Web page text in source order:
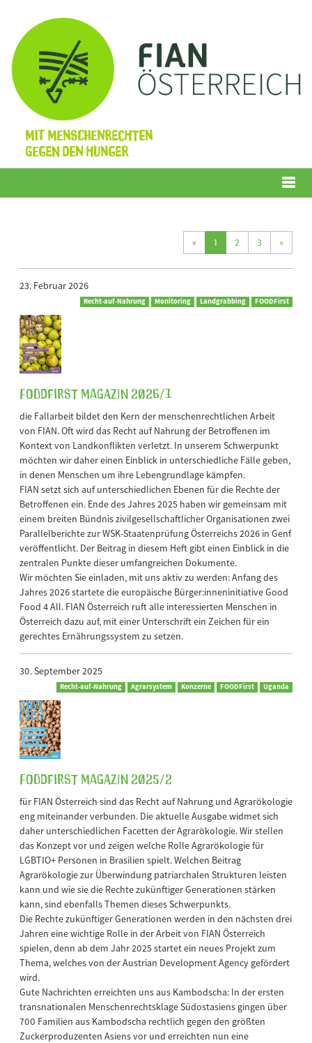
Mit Menschenrechten
gegen den Hunger
« 1 (current)
2 3 »
23. Februar 2026
Recht-auf-Nahrung Monitoring Landgrabbing FOODFirst
FOODFirst Magazin 2026/1
die Fallarbeit bildet den Kern der menschenrechtlichen Arbeit
von FIAN. Oft wird das Recht auf Nahrung der Betroffenen im
Kontext von Landkonflikten verletzt. In unserem Schwerpunkt
möchten wir daher einen Einblick in unterschiedliche Fälle geben,
in denen Menschen um ihre Lebengrundlage kämpfen.
FIAN setzt sich auf unterschiedlichen Ebenen für die Rechte der
Betroffenen ein. Ende des Jahres 2025 haben wir gemeinsam mit
einem breiten Bündnis zivilgesellschaftlicher Organisationen zwei
Parallelberichte zur WSK-Staatenprüfung Österreichs 2026 in Genf
veröffentlicht. Der Beitrag in diesem Heft gibt einen Einblick in die
zentralen Punkte dieser umfangreichen Dokumente.
Wir möchten Sie einladen, mit uns aktiv zu werden: Anfang des
Jahres 2026 startete die europäische Bürger:inneninitiative Good
Food 4 All. FIAN Österreich ruft alle interessierten Menschen in
Österreich dazu auf, mit einer Unterschrift ein Zeichen für ein
gerechtes Ernährungssystem zu setzen.
30. September 2025
Recht-auf-Nahrung Agrarsystem Konzerne FOODFirst Uganda
FOODFirst Magazin 2025/2
für FIAN Österreich sind das Recht auf Nahrung und Agrarökologie
eng miteinander verbunden. Die aktuelle Ausgabe widmet sich
daher unterschiedlichen Facetten der Agrarökologie. Wir stellen
das Konzept vor und zeigen welche Rolle Agrarökologie für
LGBTIO+ Personen in Brasilien spielt. Welchen Beitrag
Agrarökologie zur Überwindung patriarchalen Strukturen leisten
kann und wie sie die Rechte zukünftiger Generationen stärken
kann, sind ebenfalls Themen dieses Schwerpunkts.
Die Rechte zukünftiger Generationen werden in den nächsten drei
Jahren eine wichtige Rolle in der Arbeit von FIAN Österreich
spielen, denn ab dem Jahr 2025 startet ein neues Projekt zum
Thema, welches von der Austrian Development Agency gefördert
wird.
Gute Nachrichten erreichten uns aus Kambodscha: In der ersten
transnationalen Menschenrechtsklage Südostasiens gingen über
700 Familien aus Kambodscha rechtlich gegen den größten
Zuckerproduzenten Asiens vor und erreichten nun eine